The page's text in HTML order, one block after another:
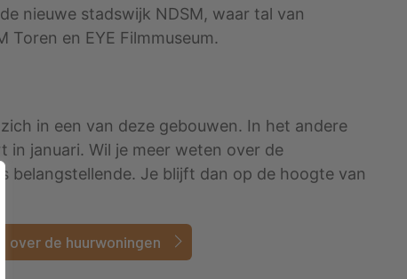
nieuwe stadswijk NDSM, waar tal van
Toren en EYE Filmmuseum.
in een van deze gebouwen. In het andere
januari. Wil je meer weten over de
belangstellende. Je blijft dan op de hoogte van
over de huurwoningen